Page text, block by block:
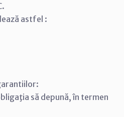
astfel :
să depună, în termen